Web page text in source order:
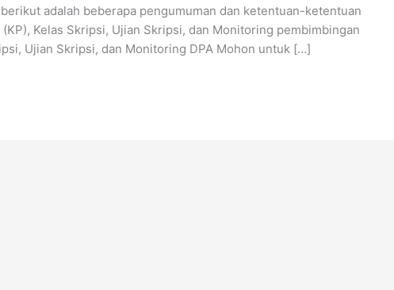
adalah beberapa pengumuman dan ketentuan-ketentuan
Kelas Skripsi, Ujian Skripsi, dan Monitoring pembimbingan
Ujian Skripsi, dan Monitoring DPA Mohon untuk […]